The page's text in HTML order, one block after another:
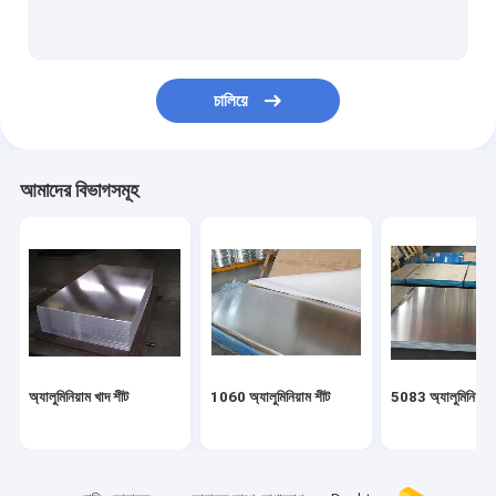
মিরর অ্যালুমিনিয়াম প্লেট
অ্যালুমিনিয়াম খাদ পাইপ
অ্যালুমিনিয়াম স্ট্রিপ প্লেট
অ্যালুমিনিয়াম খাদ ইনগটস
কালার কোটেড কয়েল
কার্বন ইস্পাত প্লেট
চালিয়ে
আমাদের বিভাগসমূহ
অ্যালুমিনিয়াম খাদ শীট 1060 অ্যালুমিনিয়াম শীট 5083 অ্যালুমিনিয়াম